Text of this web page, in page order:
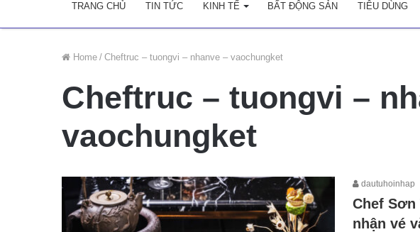
TRANG CHỦ TIN TỨC KINH TẾ BẤT ĐỘNG SẢN TIÊU DÙNG
Home / Cheftruc – tuongvi – nhanve – vaochungket
Cheftruc – tuongvi –
vaochungket
dautuhoinhap
Chef Sơn
nhận vé